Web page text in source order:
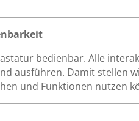
bedienbar. Alle
ausführen. Damit stellen
und Funktionen nutzen